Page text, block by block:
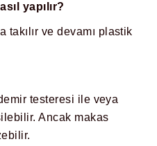
yapılır?
takılır ve devamı plastik
testeresi ile veya
Ancak makas